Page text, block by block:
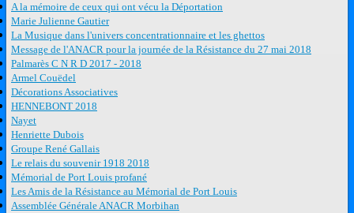
A la mémoire de ceux qui ont vécu la Déportation
Marie Julienne Gautier
La Musique dans l'univers concentrationnaire et les ghettos
Message de l'ANACR pour la journée de la Résistance du 27 mai 2018
Palmarès C N R D 2017 - 2018
Armel Couëdel
Décorations Associatives
HENNEBONT 2018
Nayet
Henriette Dubois
Groupe René Gallais
Le relais du souvenir 1918 2018
Mémorial de Port Louis profané
Les Amis de la Résistance au Mémorial de Port Louis
Assemblée Générale ANACR Morbihan